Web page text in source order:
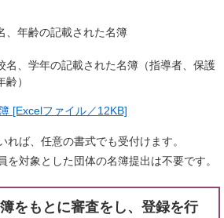
、年齢の記載された名簿
名、学年の記載された名簿（指導者、保護
）
[Excelファイル／12KB]
れば、任意の書式でも受付けます。
を対象とした団体の名簿提出は不要です。
をもとに審査をし、登録を行